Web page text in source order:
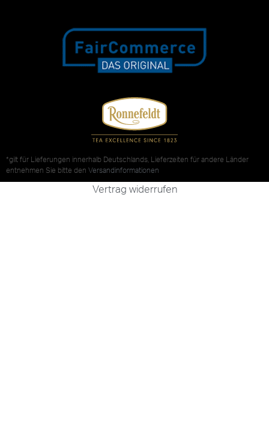
*gilt für Lieferungen innerhalb Deutschlands, Lieferzeiten für andere Länder
entnehmen Sie bitte den Versandinformationen
Vertrag widerrufen